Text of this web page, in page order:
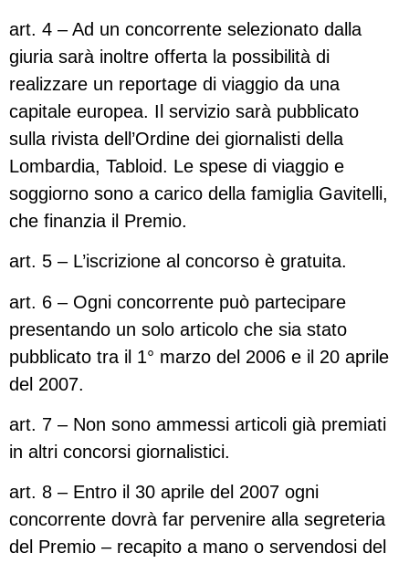
art. 4 – Ad un concorrente selezionato dalla
giuria sarà inoltre offerta la possibilità di
realizzare un reportage di viaggio da una
capitale europea. Il servizio sarà pubblicato
sulla rivista dell’Ordine dei giornalisti della
Lombardia, Tabloid. Le spese di viaggio e
soggiorno sono a carico della famiglia Gavitelli,
che finanzia il Premio.
art. 5 – L’iscrizione al concorso è gratuita.
art. 6 – Ogni concorrente può partecipare
presentando un solo articolo che sia stato
pubblicato tra il 1° marzo del 2006 e il 20 aprile
del 2007.
art. 7 – Non sono ammessi articoli già premiati
in altri concorsi giornalistici.
art. 8 – Entro il 30 aprile del 2007 ogni
concorrente dovrà far pervenire alla segreteria
del Premio – recapito a mano o servendosi del